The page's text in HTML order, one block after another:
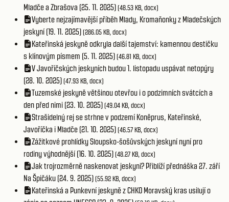
Mladče a Zbrašova (25. 11. 2025)(48.53 KB, docx)
Vyberte nejzajímavější příběh Mlady, Kromaňonky z Mladečských
jeskyní (19. 11. 2025)(286.05 KB, docx)
Kateřinská jeskyně odkryla další tajemství: kamennou destičku
s klínovým písmem (5. 11. 2025)(46.81 KB, docx)
V Javoříčských jeskyních budou 1. listopadu uspávat netopýry
(28. 10. 2025)(47.93 KB, docx)
Tuzemské jeskyně většinou otevřou i o podzimních svátcích a
den před nimi (23. 10. 2025)(49.04 KB, docx)
Strašidelný rej se strhne v podzemí Koněprus, Kateřinské,
Javoříčka i Mladče (21. 10. 2025)(46.57 KB, docx)
Zážitkové prohlídky Sloupsko-šošůvských jeskyní nyní pro
rodiny výhodnější (16. 10. 2025)(48.27 KB, docx)
Jak trojrozměrně naskenovat jeskyni? Přiblíží přednáška 27. září
Na Špičáku (24. 9. 2025)(55.92 KB, docx)
Kateřinská a Punkevní jeskyně z CHKO Moravský kras usilují o